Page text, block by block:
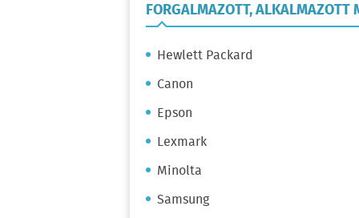
FORGALMAZOTT, ALKALMAZOTT
Hewlett Packard
Canon
Epson
Lexmark
Minolta
Samsung